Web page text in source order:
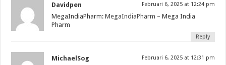
Davidpen Februari 6, 2025 at 12:24 pm
MegaIndiaPharm:MegaIndiaPharm – Mega India
Pharm
Reply
MichaelSog Februari 6, 2025 at 12:31 pm